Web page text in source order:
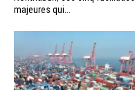
majeures qui...